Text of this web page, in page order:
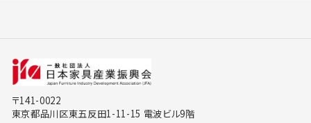
〒141-0022
東京都品川区東五反田1-11-15 電波ビル9階